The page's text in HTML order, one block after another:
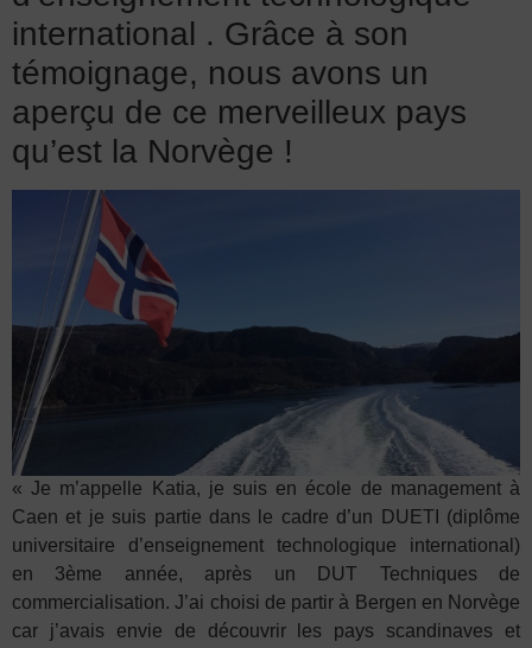
international . Grâce à son
témoignage, nous avons un
aperçu de ce merveilleux pays
qu’est la Norvège !
« Je m’appelle Katia, je suis en école de management à
Caen et je suis partie dans le cadre d’un DUETI (diplôme
universitaire d’enseignement technologique international)
en 3ème année, après un DUT Techniques de
commercialisation. J’ai choisi de partir à Bergen en Norvège
car j’avais envie de découvrir les pays scandinaves et